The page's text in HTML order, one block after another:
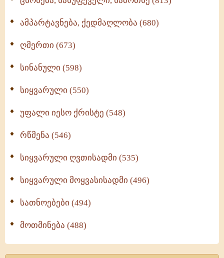
ამპარტავნება, ქედმაღლობა (680)
ღმერთი (673)
სინანული (598)
სიყვარული (550)
უფალი იესო ქრისტე (548)
რწმენა (546)
სიყვარული ღვთისადმი (535)
სიყვარული მოყვასისადმი (496)
სათნოებები (494)
მოთმინება (488)